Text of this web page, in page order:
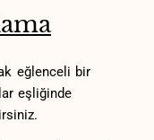
eğlenceli bir
eşliğinde